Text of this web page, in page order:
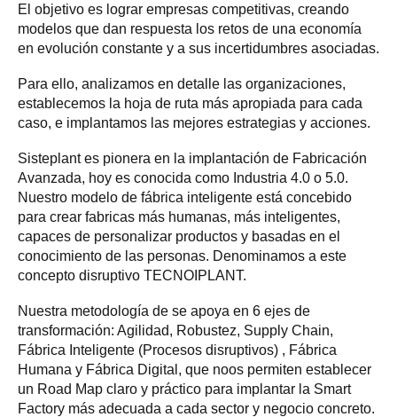
El objetivo es lograr empresas competitivas, creando
modelos que dan respuesta los retos de una economía
en evolución constante y a sus incertidumbres asociadas.
Para ello, analizamos en detalle las organizaciones,
establecemos la hoja de ruta más apropiada para cada
caso, e implantamos las mejores estrategias y acciones.
Sisteplant es pionera en la implantación de Fabricación
Avanzada, hoy es conocida como Industria 4.0 o 5.0.
Nuestro modelo de fábrica inteligente está concebido
para crear fabricas más humanas, más inteligentes,
capaces de personalizar productos y basadas en el
conocimiento de las personas. Denominamos a este
concepto disruptivo TECNOIPLANT.
Nuestra metodología de se apoya en 6 ejes de
transformación: Agilidad, Robustez, Supply Chain,
Fábrica Inteligente (Procesos disruptivos) , Fábrica
Humana y Fábrica Digital, que noos permiten establecer
un Road Map claro y práctico para implantar la Smart
Factory más adecuada a cada sector y negocio concreto.